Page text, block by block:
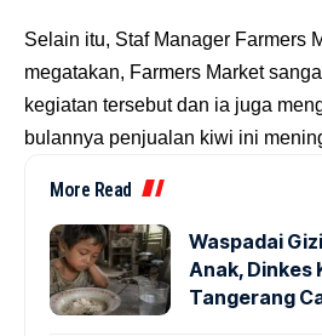
Selain itu, Staf Manager Farmers
megatakan, Farmers Market
kegiatan tersebut dan ia juga
bulannya penjualan kiwi ini
More Read
Waspadai
Anak, Dinkes
Tangerang